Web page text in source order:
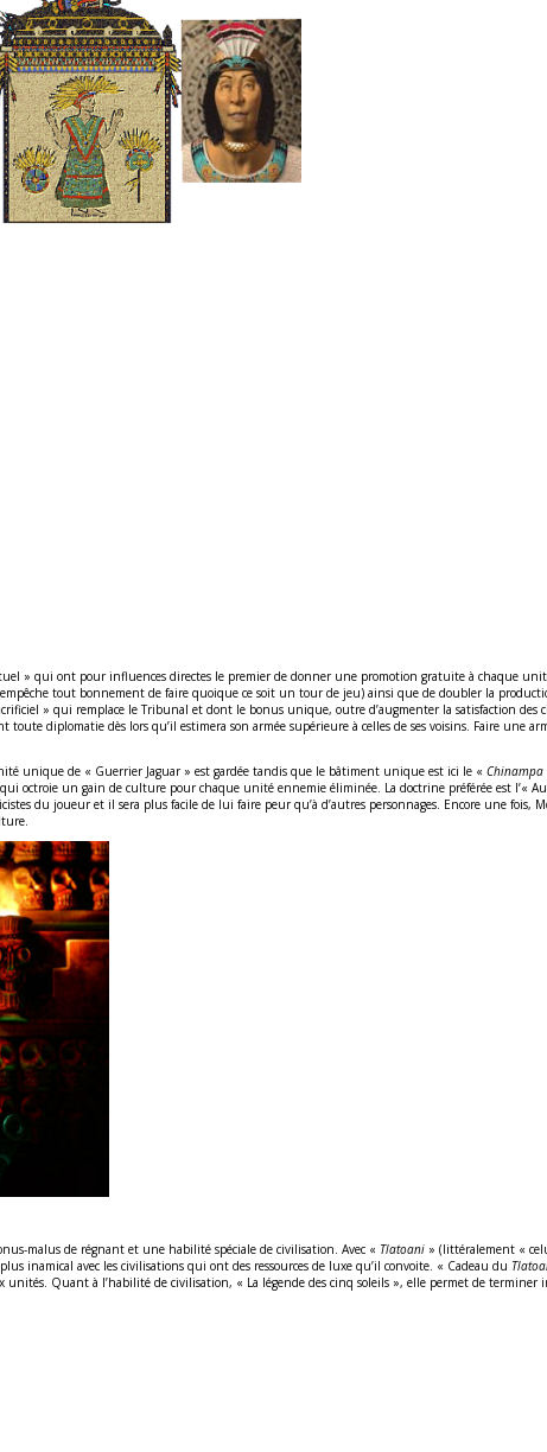
» qui ont pour influences directes le premier de donner une promotion gratuite à chaque unité
tout bonnement de faire quoique ce soit un tour de jeu) ainsi que de doubler la
» qui remplace le Tribunal et dont le bonus unique, outre d’augmenter la satisfaction des
diplomatie dès lors qu’il estimera son armée supérieure à celles de ses voisins. Faire une
unique de « Guerrier Jaguar » est gardée tandis que le bâtiment unique est ici le « Chinampa
octroie un gain de culture pour chaque unité ennemie éliminée. La doctrine préférée est l’«
du joueur et il sera plus facile de lui faire peur qu’à d’autres personnages. Encore une fois,
malus de régnant et une habilité spéciale de civilisation. Avec « Tlatoani » (littéralement «
inamical avec les civilisations qui ont des ressources de luxe qu’il convoite. « Cadeau du
Quant à l’habilité de civilisation, « La légende des cinq soleils », elle permet de